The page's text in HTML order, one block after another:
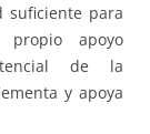
suficiente para
apoyo
de la
y apoya